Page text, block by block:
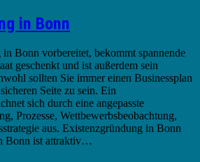
in Bonn
Bonn vorbereitet, bekommt spannende
geschenkt und ist außerdem sein
sollten Sie immer einen Businessplan
Seite zu sein. Ein
sich durch eine angepasste
Prozesse, Wettbewerbsbeobachtung,
aus. Existenzgründung in Bonn
Bonn ist attraktiv…